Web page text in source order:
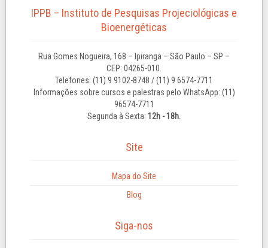
IPPB – Instituto de Pesquisas Projeciológicas e
Bioenergéticas
Rua Gomes Nogueira, 168 – Ipiranga – São Paulo – SP –
CEP: 04265-010.
Telefones: (11) 9 9102-8748 / (11) 9 6574-7711
Informações sobre cursos e palestras pelo WhatsApp: (11)
96574-7711
Segunda à Sexta: 12h - 18h.
Site
Mapa do Site
Blog
Siga-nos